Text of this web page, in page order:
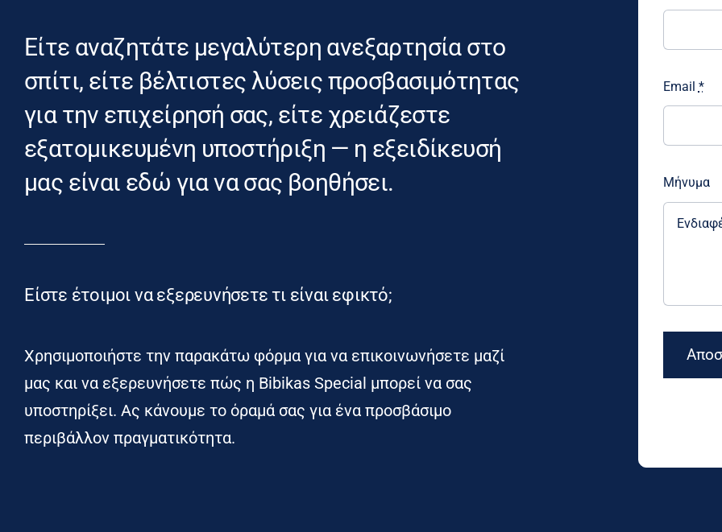
Είτε αναζητάτε μεγαλύτερη ανεξαρτησία στο
σπίτι, είτε βέλτιστες λύσεις προσβασιμότητας
για την επιχείρησή σας, είτε χρειάζεστε
εξατομικευμένη υποστήριξη — η εξειδίκευσή
μας είναι εδώ για να σας βοηθήσει.
Είστε έτοιμοι να εξερευνήσετε τι είναι εφικτό;
Χρησιμοποιήστε την παρακάτω φόρμα για να επικοινωνήσετε μαζί
μας και να εξερευνήσετε πώς η Bibikas Special μπορεί να σας
υποστηρίξει. Ας κάνουμε το όραμά σας για ένα προσβάσιμο
περιβάλλον πραγματικότητα.
Email *
Μήνυμα